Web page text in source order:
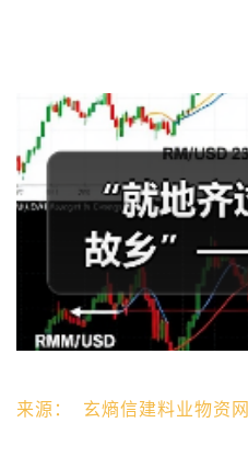
来源： 玄熵信建料业物资网